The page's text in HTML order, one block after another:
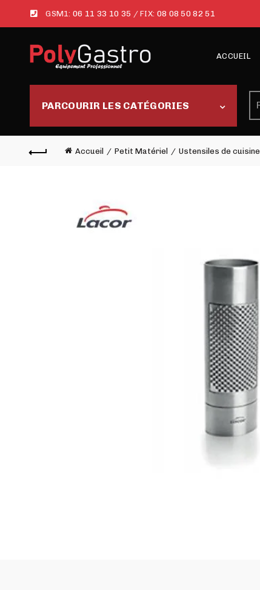
GSM1:06 11 33 10 35 / FIX: 08 08 50 82 51
ACCUEIL
PARCOURIR LES CATÉGORIES
Accueil Petit Matériel Ustensiles de cuisine